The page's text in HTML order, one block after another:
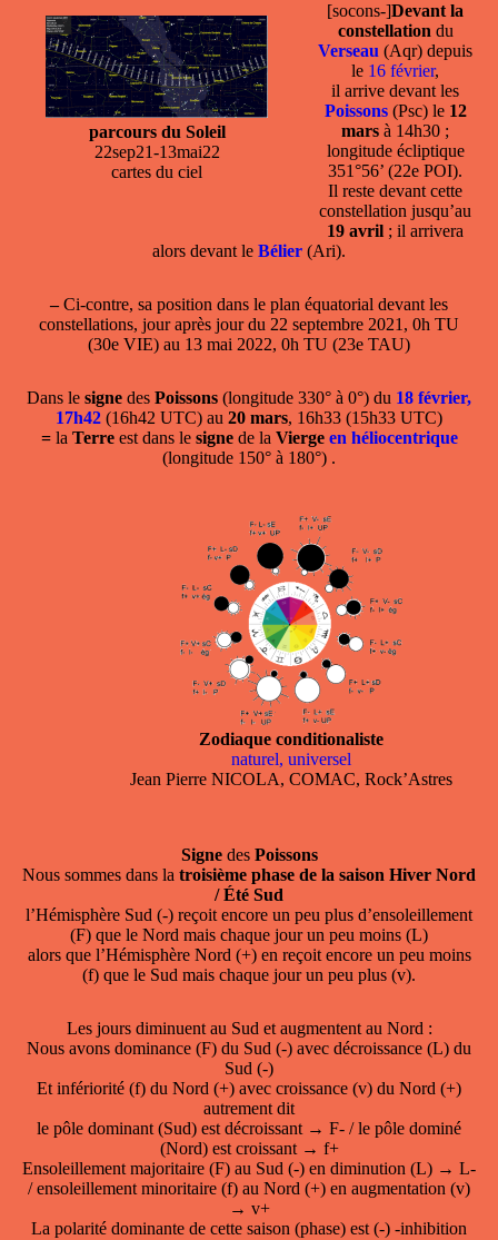
parcours du Soleil
22sep21-13mai22
cartes du ciel
[socons-]Devant la
constellationdu
Verseau (Aqr) depuis
le 16 février,
il arrive devant les
Poissons(Psc) le 12
mars à 14h30 ;
longitude écliptique
351°56’ (22e POI).
Il reste devant cette
constellation jusqu’au
19 avril ; il arrivera
alors devant le Bélier (Ari).
–Ci-contre, sa position dans le plan équatorial devant les
constellations, jour après jour du 22 septembre 2021, 0h TU
(30e VIE) au 13 mai 2022, 0h TU (23e TAU)
Dans le signe des Poissons (longitude 330° à 0°) du 18 février,
17h42 (16h42 UTC) au 20 mars, 16h33 (15h33 UTC)
=la Terreest dans le signede la Vierge en héliocentrique
(longitude 150° à 180°) .
Zodiaque conditionaliste
naturel, universel
Jean Pierre NICOLA, COMAC, Rock’Astres
Signedes Poissons
Nous sommes dans la troisième phase de la saison Hiver Nord
/ Été Sud
l’Hémisphère Sud (-) reçoit encore un peu plus d’ensoleillement
(F) que le Nord mais chaque jour un peu moins (L)
alors que l’Hémisphère Nord (+) en reçoit encore un peu moins
(f) que le Sud mais chaque jour un peu plus (v).
Les jours diminuent au Sud et augmentent au Nord :
Nous avons dominance (F) du Sud (-) avec décroissance (L) du
Sud (-)
Et infériorité (f) du Nord (+) avec croissance (v) du Nord (+)
autrement dit
le pôle dominant (Sud) est décroissant → F- / le pôle dominé
(Nord) est croissant → f+
Ensoleillement majoritaire (F) au Sud (-) en diminution (L) → L-
/ ensoleillement minoritaire (f) au Nord (+) en augmentation (v)
→ v+
La polarité dominante de cette saison (phase) est (-) -inhibition